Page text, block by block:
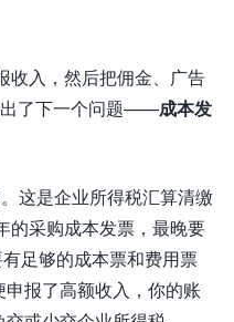
收入，然后把佣金、广告
出了下一个问题——成本发
。这是企业所得税汇算清缴
的采购成本发票，最晚要
足够的成本票和费用票
申报了高额收入，你的账